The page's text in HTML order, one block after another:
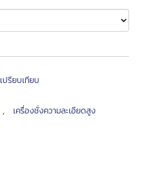
เปรียบเทียบ
, เครื่องชั่งความละเอียดสูง